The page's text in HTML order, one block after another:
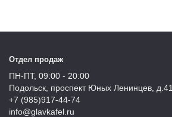
Отдел продаж
ПН-ПТ, 09:00 - 20:00
Подольск, проспект Юных Ленинцев, д.41
+7 (985)917-44-74
info@glavkafel.ru